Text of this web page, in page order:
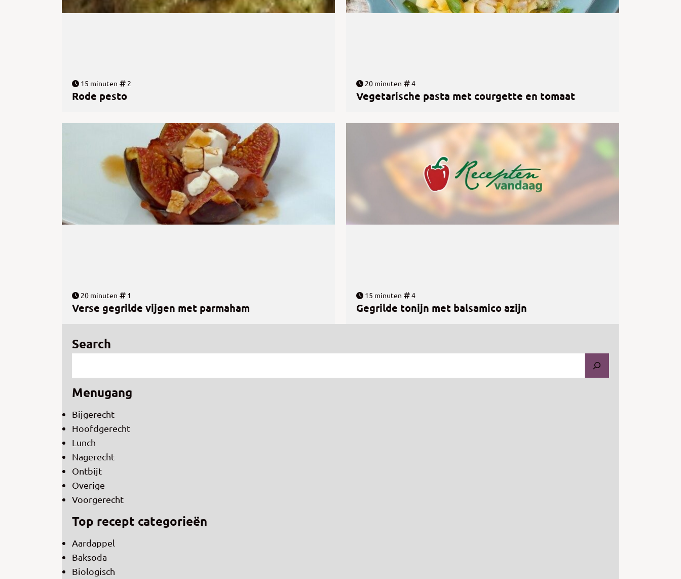
15 minuten 2
Rode pesto
20 minuten 4
Vegetarische pasta met courgette en tomaat
20 minuten 1
Verse gegrilde vijgen met parmaham
15 minuten 4
Gegrilde tonijn met balsamico azijn
Search
Menugang
Bijgerecht
Hoofdgerecht
Lunch
Nagerecht
Ontbijt
Overige
Voorgerecht
Top recept categorieën
Aardappel
Baksoda
Biologisch